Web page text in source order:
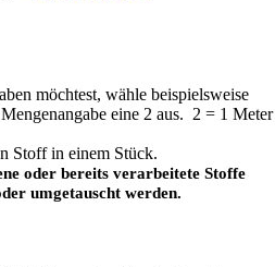
möchtest, wähle beispielsweise
eine 2 aus. 2 = 1 Meter
Stoff in einem Stück.
oder bereits verarbeitete Stoffe
umgetauscht werden.